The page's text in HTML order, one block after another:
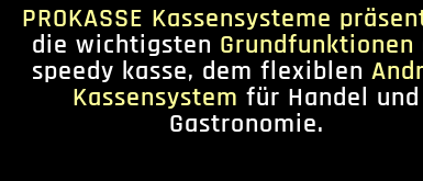
PROKASSE Kassensysteme
die wichtigsten Grundfunktionen
speedy kasse, dem flexiblen
Kassensystem für Handel und
Gastronomie.